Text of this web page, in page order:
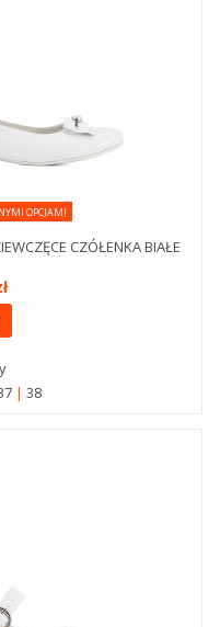
OPCJAMI
CZÓŁENKA BIAŁE
38